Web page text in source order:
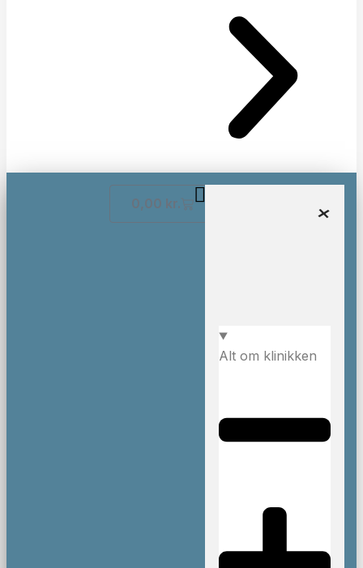
0,00 kr.
Alt om klinikken